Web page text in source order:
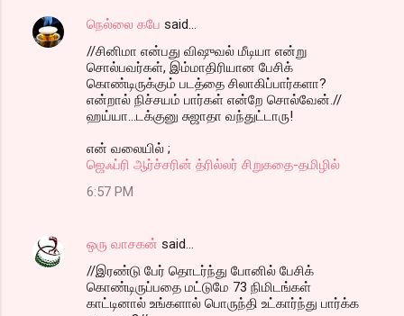
நெல்லை கபே said…
//சினிமா என்பது விஷுவல் மீடியா என்று
சொல்பவர்கள், இம்மாதிரியான பேசிக்
கொண்டிருக்கும் படத்தை சிலாகிப்பார்களா?
என்றால் நிச்சயம் பார்கள் என்றே சொல்வேன்.//
ஹய்யா...டக்குனு சுஜாதா வந்துட்டாரு!
என் வலையில் ;
ஜெஃப்ரி ஆர்ச்சரின் த்ரில்லர் சிறுகதை-தமிழில்
6:57 PM
ஒரு வாசகன் said…
//இரண்டு பேர் தொடர்ந்து போனில் பேசிக்
கொண்டிருப்பதை மட்டுமே 73 நிமிடங்கள்
காட்டினால் உங்களால் பொருந்தி உட்கார்ந்து பார்க்க